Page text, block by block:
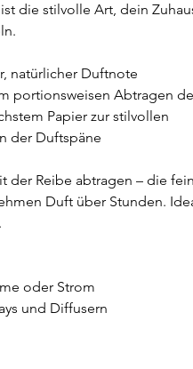
die stilvolle Art, dein
natürlicher Duftnote
portionsweisen Abtragen
Papier zur stilvollen
der Duftspäne
der Reibe abtragen – die
Duft über Stunden.
oder Strom
und Diffusern